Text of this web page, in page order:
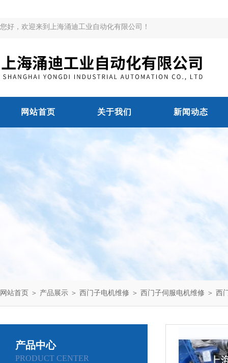
您好，欢迎来到上海涌迪工业自动化有限公司！
网站首页 关于我们 新闻动态
网站首页 ＞ 产品展示 ＞ 西门子电机维修 ＞ 西门子伺服电机维修 ＞ 西
产品中心
PRODUCT CENTER